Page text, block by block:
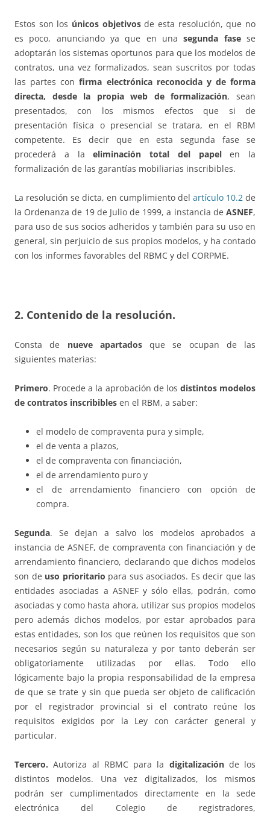
Estos son los únicos objetivosde esta resolución, que no
es poco, anunciando ya que en unasegunda fasese
adoptarán los sistemas oportunos para que los modelos de
contratos, una vez formalizados, sean suscritos por todas
las partes confirma electrónica reconocida y de forma
directa, desde la propia web de formalización, sean
presentados, con los mismos efectos que si de
presentación física o presencial se tratara, en el RBM
competente. Es decir que en esta segunda fase se
procederá a laeliminación total del papelen la
formalización de las garantías mobiliarias inscribibles.
La resolución se dicta, en cumplimiento del artículo 10.2 de
la Ordenanza de 19 de Julio de 1999, a instancia de ASNEF,
para uso de sus socios adheridos y también para su uso en
general, sin perjuicio de sus propios modelos, y ha contado
con los informes favorables del RBMC y del CORPME.
2. Contenido de la resolución.
Consta de nueve apartadosque se ocupan de las
siguientes materias:
Primero. Procede a la aprobación de los distintos modelos
de contratos inscribibles en el RBM, a saber:
el modelo de compraventa pura y simple,
el de venta a plazos,
el de compraventa con financiación,
el de arrendamiento puro y
el de arrendamiento financiero con opción de
compra.
Segunda. Se dejan a salvo los modelos aprobados a
instancia de ASNEF, de compraventa con financiación y de
arrendamiento financiero, declarando que dichos modelos
son de uso prioritario para sus asociados. Es decir que las
entidades asociadas a ASNEF y sólo ellas, podrán, como
asociadas y como hasta ahora, utilizar sus propios modelos
pero además dichos modelos, por estar aprobados para
estas entidades, son los que reúnen los requisitos que son
necesarios según su naturaleza y por tanto deberán ser
obligatoriamente utilizadas por ellas. Todo ello
lógicamente bajo la propia responsabilidad de la empresa
de que se trate y sin que pueda ser objeto de calificación
por el registrador provincial si el contrato reúne los
requisitos exigidos por la Ley con carácter general y
particular.
Tercero. Autoriza al RBMC para la digitalizaciónde los
distintos modelos. Una vez digitalizados, los mismos
podrán ser cumplimentados directamente en la sede
electrónica del Colegio de registradores,